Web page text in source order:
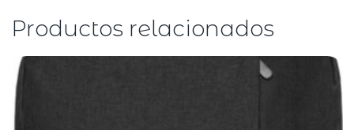
Productos relacionados